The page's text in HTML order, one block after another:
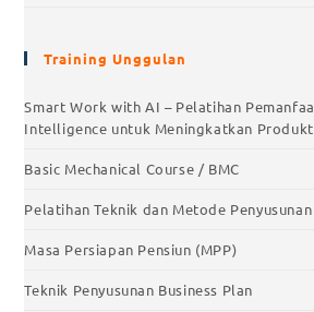
Training Unggulan
Smart Work with AI – Pelatihan
Intelligence untuk Meningkatkan
Basic Mechanical Course / BMC
Pelatihan Teknik dan Metode Penyusunan
Masa Persiapan Pensiun (MPP)
Teknik Penyusunan Business Plan